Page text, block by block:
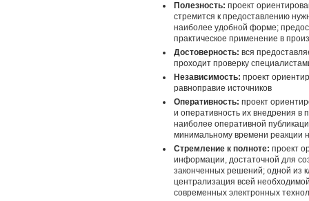
Полезность: проект
стремится к предоставлению
наиболее удобной форме;
практическое применение в
Достоверность: вся
проходит проверку
Независимость: проект
равноправие источников
Оперативность: проект
и оперативность их внедрения в
наиболее оперативной
минимальному времени реакции
Стремление к полноте: проект
информации, достаточной для
законченных решений; одной из
централизация всей
современных электронных